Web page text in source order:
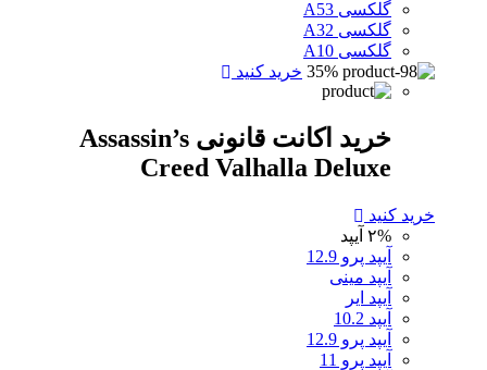
گلکسی A53
گلکسی A32
گلکسی A10
35% خرید کنید
خرید اکانت قانونی Assassin’s
Creed Valhalla Deluxe
خرید کنید
۲% آیپد
آیپد پرو 12.9
آیپد مینی
آیپد ایر
آیپد 10.2
آیپد پرو 12.9
آیپد پرو 11